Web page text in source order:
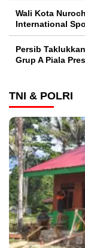
Wali Kota
International
Persib
Grup A Piala
TNI & POLRI